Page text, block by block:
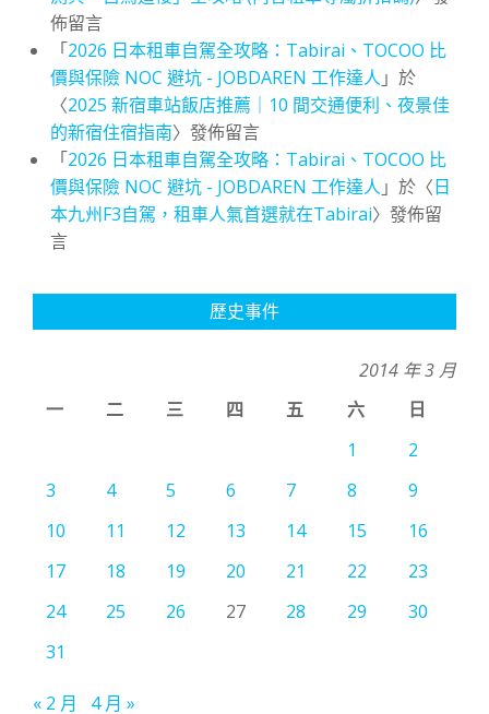
佈留言
「2026 日本租車自駕全攻略：Tabirai、TOCOO 比
價與保險 NOC 避坑 - JOBDAREN 工作達人 」於
〈2025 新宿車站飯店推薦｜10 間交通便利、夜景佳
的新宿住宿指南〉發佈留言
「2026 日本租車自駕全攻略：Tabirai、TOCOO 比
價與保險 NOC 避坑 - JOBDAREN 工作達人 」於〈日
本九州F3自駕，租車人氣首選就在Tabirai〉發佈留
言
歷史事件
2014 年 3 月
一
二 三 四 五 六
日
1
2
3
4 5 6 7 8
9
10
11 12 13 14 15
16
17
18 19 20 21 22
23
24
25 26 27 28 29
30
31
« 2 月 4 月 »